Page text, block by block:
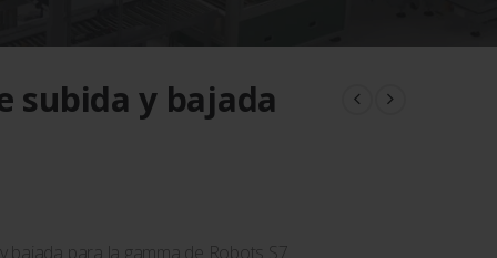
subida y bajada
para la gamma de Robots S7.